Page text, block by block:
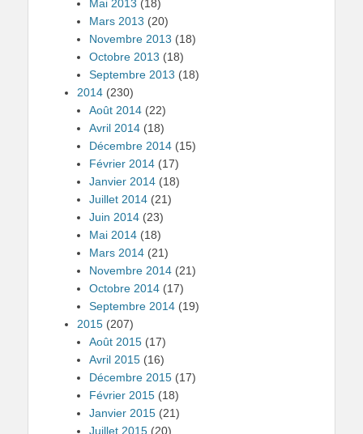
Mai 2013 (18)
Mars 2013 (20)
Novembre 2013 (18)
Octobre 2013 (18)
Septembre 2013 (18)
2014 (230)
Août 2014 (22)
Avril 2014 (18)
Décembre 2014 (15)
Février 2014 (17)
Janvier 2014 (18)
Juillet 2014 (21)
Juin 2014 (23)
Mai 2014 (18)
Mars 2014 (21)
Novembre 2014 (21)
Octobre 2014 (17)
Septembre 2014 (19)
2015 (207)
Août 2015 (17)
Avril 2015 (16)
Décembre 2015 (17)
Février 2015 (18)
Janvier 2015 (21)
Juillet 2015 (20)